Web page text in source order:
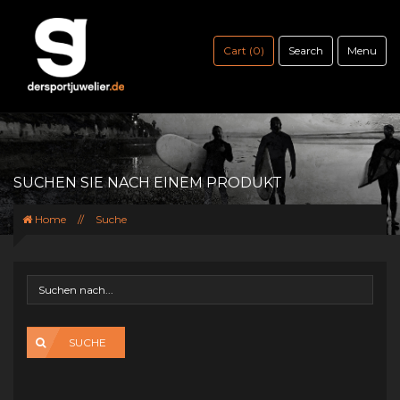
Menu
Search
Cart (0)
SUCHEN SIE NACH EINEM PRODUKT
Home // Suche
SUCHE